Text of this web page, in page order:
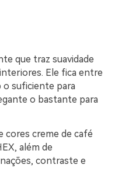
que traz suavidade
Ele fica entre
suficiente para
o bastante para
cores creme de café
além de
contraste e